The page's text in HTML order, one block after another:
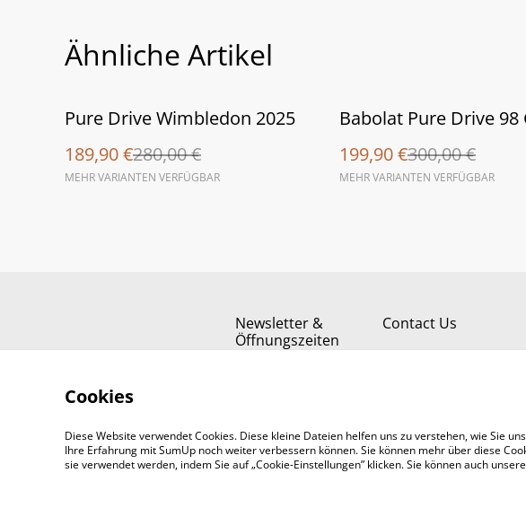
Ähnliche Artikel
%
Pure Drive Wimbledon 2025
189,90 €280,00 €
MEHR VARIANTEN VERFÜGBAR
%
Babolat Pure Drive 98
199,90 €300,00 €
MEHR VARIANTEN VERFÜGBAR
Newsletter &
Öffnungszeiten
Contact Us
©2026 Padel-Tennisshop
Cookies
Diese Website verwendet Cookies. Diese kleine Dateien helfen uns zu verstehen, wie Sie
Ihre Erfahrung mit SumUp noch weiter verbessern können. Sie können mehr über diese
sie verwendet werden, indem Sie auf „Cookie-Einstellungen” klicken. Sie können auch unsere